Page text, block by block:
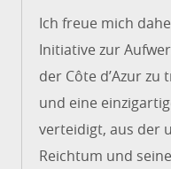
Ich freue mich
Initiative zur
der Côte d’Azur
und eine
verteidigt, aus der
Reichtum und